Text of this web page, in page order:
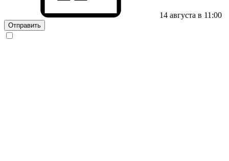
14 августа в 11:00
Отправить